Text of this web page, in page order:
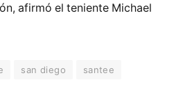
afirmó el teniente Michael
san diego santee